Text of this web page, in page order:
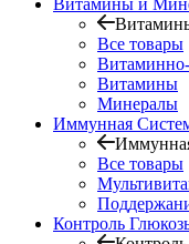
Витамины и
Все товары
Витамины
Минералы
Иммунная
Все товары
Контроль